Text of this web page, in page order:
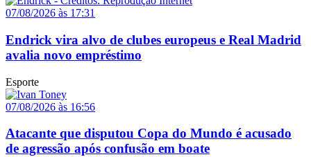
07/08/2026 às 17:31
Endrick vira alvo de clubes europeus e Real Madrid
avalia novo empréstimo
Esporte
07/08/2026 às 16:56
Atacante que disputou Copa do Mundo é acusado
de agressão após confusão em boate